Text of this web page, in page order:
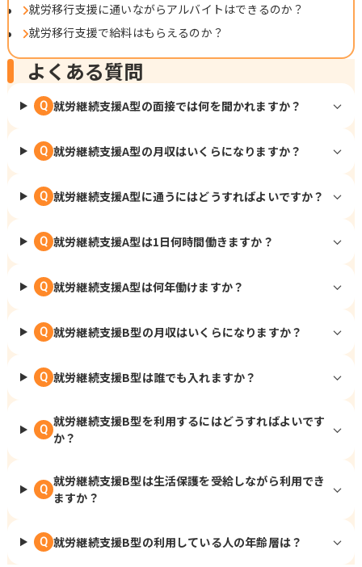
就労移行支援に通いながらアルバイトはできるのか？
就労移行支援で給料はもらえるのか？
よくある質問
Q 就労継続支援A型の面接では何を聞かれますか？
Q 就労継続支援A型の月収はいくらになりますか？
Q 就労継続支援A型に通うにはどうすればよいですか？
Q 就労継続支援A型は1日何時間働きますか？
Q 就労継続支援A型は何年働けますか？
Q 就労継続支援B型の月収はいくらになりますか？
Q 就労継続支援B型は誰でも入れますか？
Q
就労継続支援B型を利用するにはどうすればよいです
か？
Q
就労継続支援B型は生活保護を受給しながら利用でき
ますか？
Q 就労継続支援B型の利用している人の年齢層は？